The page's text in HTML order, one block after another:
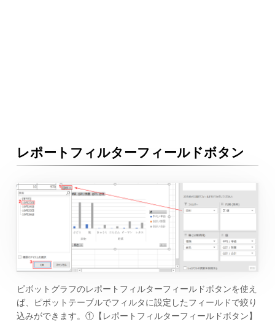
レポートフィルターフィールドボタン
ピボットグラフのレポートフィルターフィールドボタンを使え
ば、ピボットテーブルでフィルタに設定したフィールドで絞り
込みができます。①【レポートフィルターフィールドボタン】